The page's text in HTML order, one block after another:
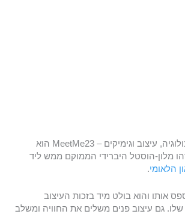
אם אתם חובבי טכנולוגיה, עיצוב וגימיקים – MeetMe23 הוא
מלון-הוסטל היברידי הממוקם ממש ליד
הלאומי.
אותו והוא בולט מיד בזכות העיצוב
שלו. גם עיצוב פנים משלים את החוויה ומשלב